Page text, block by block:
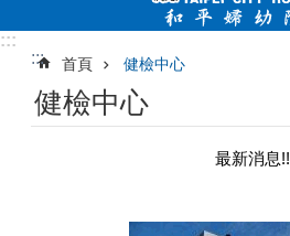
:::
:::
首頁 健檢中心
健檢中心
最新消息!!